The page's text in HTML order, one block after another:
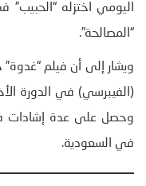
اليومي اختزله “الحبيب”
“المصالحة”.
ويشار إلى أن فيلم “غدوة”
(الفيبرسي) في الدورة
وحصل على عدة إشادات في
في السعودية.